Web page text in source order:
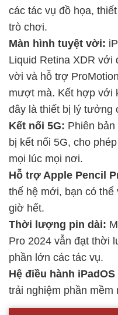
các tác vụ đồ họa,
trò chơi.
Màn hình tuyệt vời:
Liquid Retina XDR với
vời và hỗ trợ
mượt mà. Kết hợp với
đây là thiết bị lý tưởng
Kết nối 5G: Phiên
bị kết nối 5G, cho
mọi lúc mọi nơi.
Hỗ trợ Apple Pencil
thế hệ mới, bạn có
giờ hết.
Thời lượng pin dài:
Pro 2024 vẫn đạt thời
phần lớn các tác vụ.
Hệ điều hành
trải nghiệm phần